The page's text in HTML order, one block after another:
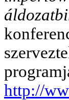
http://